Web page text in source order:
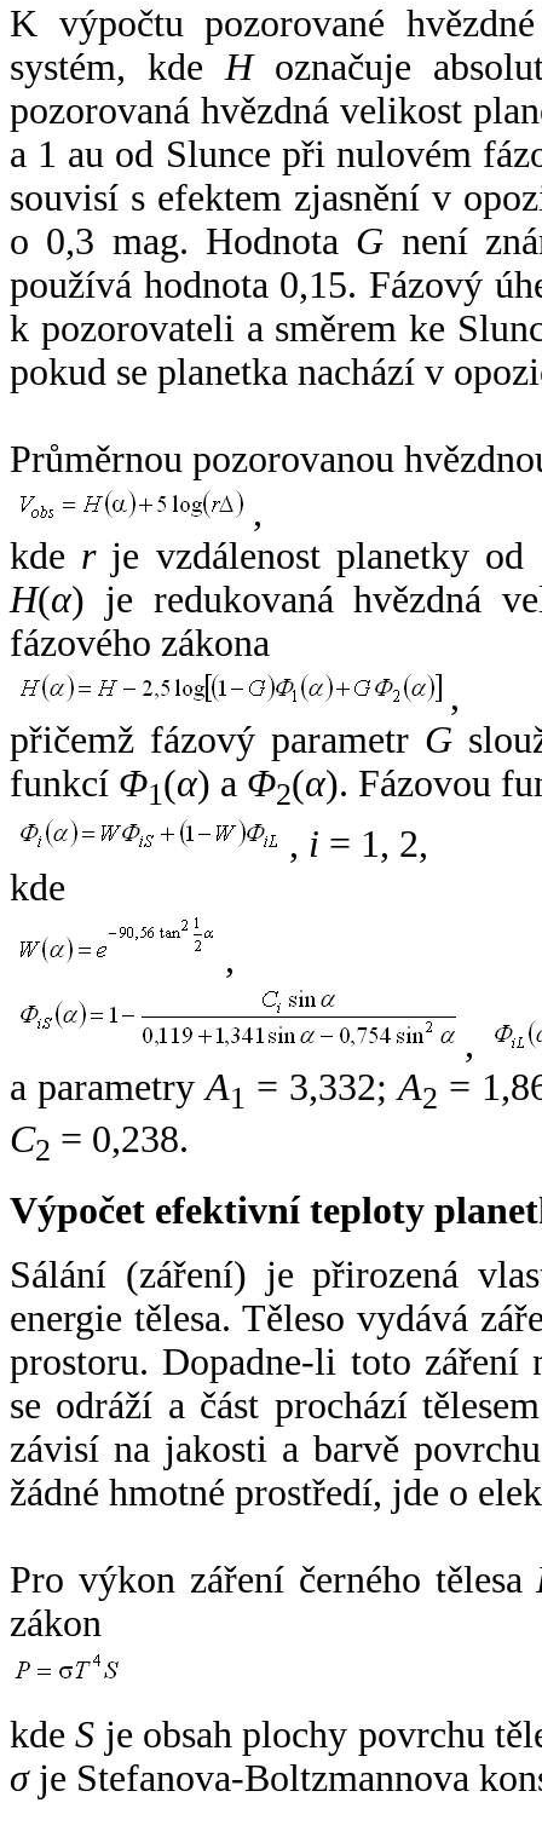
K výpočtu pozorované
systém, kde Hoznačuje
pozorovaná hvězdná velikost
a 1 au od Slunce při nulovém
souvisí s efektem zjasnění v
o 0,3 mag. Hodnota G není
používá hodnota 0,15. Fázový
k pozorovateli a směrem ke
pokud se planetka nachází v
Průměrnou pozorovanou
,
kde rje vzdálenost planetky od
H(α) je redukovaná hvězdná
fázového zákona
,
přičemž fázový parametr G
funkcí Φ1(α) a Φ2(α). Fázovou
, i = 1, 2,
kde
,
,
a parametryA1 = 3,332;A2 =
C2 = 0,238.
Výpočet efektivní teploty
Sálání (záření) je přirozená
energie tělesa. Těleso vydává
prostoru. Dopadne-li toto záření
se odráží a část prochází
závisí na jakosti a barvě
žádné hmotné prostředí, jde o
Pro výkon záření černého tělesa
zákon
kdeS je obsah plochy povrchu
σje Stefanova-Boltzmannova